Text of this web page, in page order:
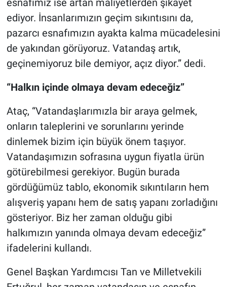
esnafımız ise artan maliyetlerden şikâyet
ediyor. İnsanlarımızın geçim sıkıntısını da,
pazarcı esnafımızın ayakta kalma mücadelesini
de yakından görüyoruz. Vatandaş artık,
geçinemiyoruz bile demiyor, açız diyor.” dedi.
“Halkın içinde olmaya devam edeceğiz”
Ataç, “Vatandaşlarımızla bir araya gelmek,
onların taleplerini ve sorunlarını yerinde
dinlemek bizim için büyük önem taşıyor.
Vatandaşımızın sofrasına uygun fiyatla ürün
götürebilmesi gerekiyor. Bugün burada
gördüğümüz tablo, ekonomik sıkıntıların hem
alışveriş yapanı hem de satış yapanı zorladığını
gösteriyor. Biz her zaman olduğu gibi
halkımızın yanında olmaya devam edeceğiz”
ifadelerini kullandı.
Genel Başkan Yardımcısı Tan ve Milletvekili